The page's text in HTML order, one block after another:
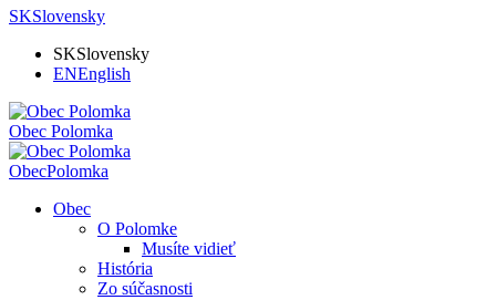
SKSlovensky
SKSlovensky
ENEnglish
Obec Polomka
ObecPolomka
Obec
O Polomke
Musíte vidieť
História
Zo súčasnosti